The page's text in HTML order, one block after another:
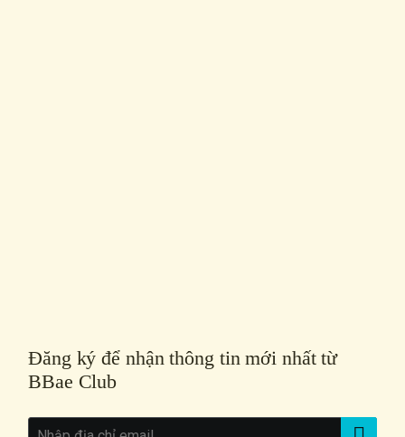
Đăng ký để nhận thông tin mới nhất từ
BBae Club